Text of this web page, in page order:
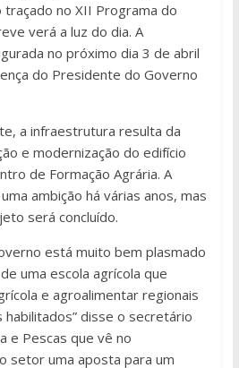
no XII Programa do
verá a luz do dia. A
no próximo dia 3 de abril
do Presidente do Governo
a infraestrutura resulta da
e modernização do edifício
de Formação Agrária. A
ambição há várias anos, mas
será concluído.
está muito bem plasmado
uma escola agrícola que
e agroalimentar regionais
disse o secretário
e Pescas que vê no
setor uma aposta para um